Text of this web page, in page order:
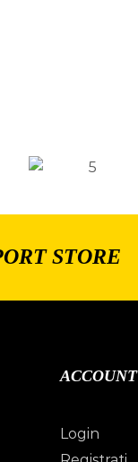
STORE
ACCOUNT
Login